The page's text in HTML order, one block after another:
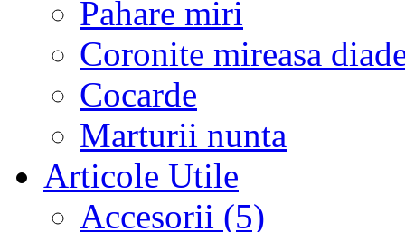
Pahare miri
Coronite mireasa
Cocarde
Marturii nunta
Articole Utile
Accesorii (5)